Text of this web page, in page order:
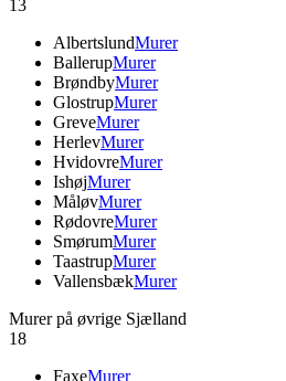
13
AlbertslundMurer
BallerupMurer
BrøndbyMurer
GlostrupMurer
GreveMurer
HerlevMurer
HvidovreMurer
IshøjMurer
MåløvMurer
RødovreMurer
SmørumMurer
TaastrupMurer
VallensbækMurer
Murer på øvrige Sjælland
18
FaxeMurer